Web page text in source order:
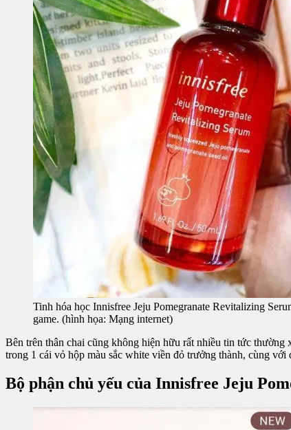
Tinh hóa học Innisfree Jeju Pomegranate Revitalizing
game. (hình họa: Mạng internet)
Bên trên thân chai cũng không hiện hữu rất nhiều tin tức
trong 1 cái vỏ hộp màu sắc white viền đỏ trưởng thành, cùng
Bộ phận chủ yếu của Innisfree Jeju